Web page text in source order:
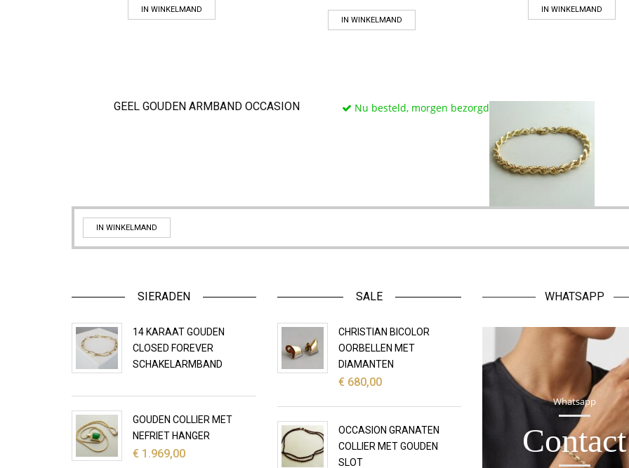
IN WINKELMAND
IN WINKELMAND
IN WINKELMAND
GEEL GOUDEN ARMBAND OCCASION Nu besteld, morgen bezorgd
IN WINKELMAND
SIERADEN
14 KARAAT GOUDEN
CLOSED FOREVER
SCHAKELARMBAND
GOUDEN COLLIER MET
NEFRIET HANGER
€ 1.969,00
SALE
CHRISTIAN BICOLOR
OORBELLEN MET
DIAMANTEN
€680,00
OCCASION GRANATEN
COLLIER MET GOUDEN
SLOT
WHATSAPP
Whatsapp
Contact